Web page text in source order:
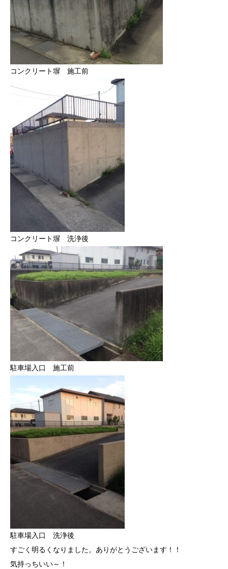
コンクリート塀 施工前
コンクリート塀 洗浄後
駐車場入口 施工前
駐車場入口 洗浄後
すごく明るくなりました。ありがとうございます！！
気持っちいい～！